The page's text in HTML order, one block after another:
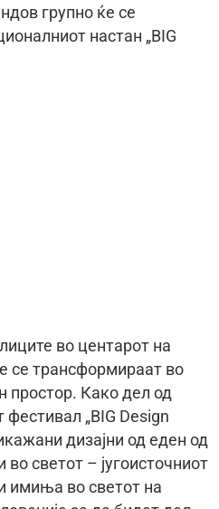
групно ќе се
настан „BIG
во центарот на
се трансформираат во
простор. Како дел од
„BIG Design
дизајни од еден од
во светот – југоисточниот
имиња во светот на